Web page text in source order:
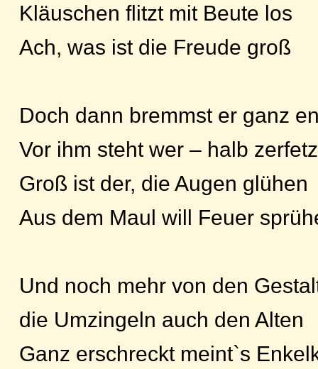
Kläuschen flitzt mit Beute los
Ach, was ist die Freude groß
Doch dann bremmst er ganz
Vor ihm steht wer – halb
Groß ist der, die Augen glühen
Aus dem Maul will Feuer
Und noch mehr von den
die Umzingeln auch den Alten
Ganz erschreckt meint`s